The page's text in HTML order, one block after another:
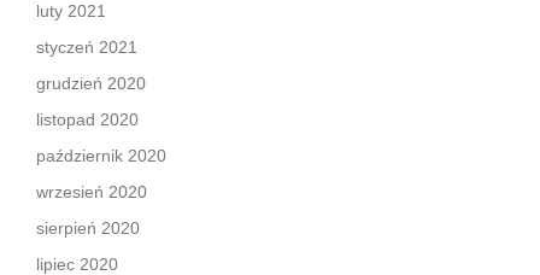
luty 2021
styczeń 2021
grudzień 2020
listopad 2020
październik 2020
wrzesień 2020
sierpień 2020
lipiec 2020